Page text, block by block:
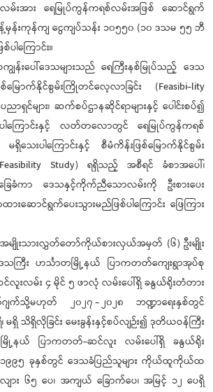
မ်းအား ရေမြုပ်ကွန်ကရစ်လမ်းအဖြစ် ဆောင်ရွက်
မှန်းကုန်ကျ ငွေကျပ်သန်း ၁၀၅၅၀ (၁၀ ဒသမ ၅၅ ဘီ
ါကြောင်း။
ကျွန်းပေါ်ဒေသများသည် ရေကြီးနစ်မြုပ်သည့် ဒေသ
မြောက်နိုင်စွမ်းကြိုတင်လေ့လာခြင်း (Feasibi-lity
ညာရှင်များ၊ ဆက်စပ်ဌာနဆိုင်ရာများနှင့် ပေါင်းစပ်၍
ါကြောင်းနှင့် လတ်တလောတွင် ရေမြုပ်ကွန်ကရစ်
သေးပါကြောင်းနှင့် စီမံကိန်းဖြစ်မြောက်နိုင်စွမ်း
Study) ရရှိသည့် အစီရင် ခံစာအပေါ်၊
ြေခံကာ ဒေသနှင့်ကိုက်ညီသောလမ်းကို ဦးစားပေး
ဆောင်ရွက်ပေးသွားမည်ဖြစ်ပါကြောင်း ဖြေကြား
မျိုးသားလွှတ်တော်ကိုယ်စားလှယ်အမှတ် (၆) ဦးမျိုး
ကြီး ဟင်္သာတမြို့နယ် ပြာကတတ်ကျေးရွာအုပ်စု
းလမ်း ၄ မိုင် ၅ ဖာလုံ လမ်းပေါ်ရှိ ခနွယ်ရိုးတံတား
ျက်သို့မဟုတ် ၂၀၂၇ - ၂၀၂၈ ဘဏ္ဍာရေးနှစ်တွင်
မရှိ သိရှိလိုခြင်း မေးခွန်းနှင့်စပ်လျဉ်း၍ ဒုတိယဝန်ကြီး
ြို့နယ် ပြာကတတ်-ဆင်လူး လမ်းပေါ်ရှိ ခနွယ်ရိုး
၁၉၉၅ ခုနှစ်တွင် ဒေသခံပြည်သူများ ကိုယ်ထူကိုယ်ထ
၆၅ ပေ၊ အကျယ် ခြောက်ပေ၊ အမြင့် ၁၂ ပေရှိ